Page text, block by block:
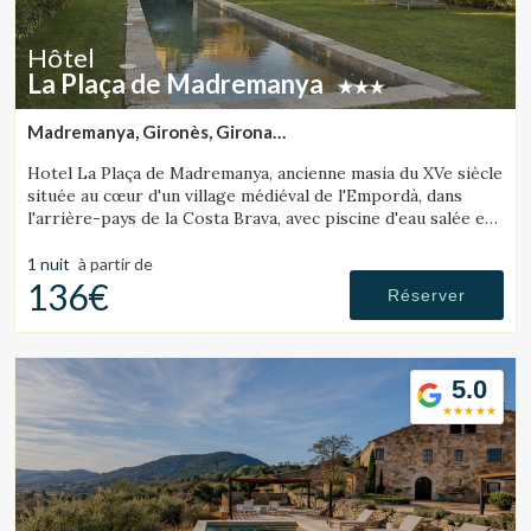
Hôtel
La Plaça de Madremanya
Madremanya, Gironès, Girona
Hotel La Plaça de Madremanya, ancienne masia du XVe siècle
située au cœur d'un village médiéval de l'Empordà, dans
l'arrière-pays de la Costa Brava, avec piscine d'eau salée et
1 nuit à partir de
136€ Réserver
5.0
Ces cookies sont utilisés pour stocker des informations sur
les préférences et les choix personnels de l'utilisateur
grâce à l'observation continue de ses habitudes de
navigation. Grâce à eux, nous pouvons connaître les
habitudes de navigation sur le site Web et afficher des
publicités liées au profil de navigation de l'utilisateur.